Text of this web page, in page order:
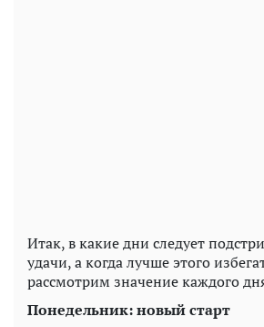
Итак, в какие дни следует
удачи, а когда лучше этого
рассмотрим значение каждого
Понедельник: новый старт